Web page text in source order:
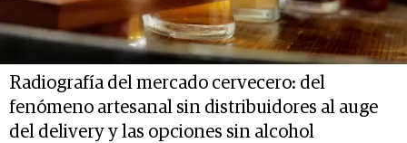
Radiografía del mercado cervecero: del
fenómeno artesanal sin distribuidores al auge
del delivery y las opciones sin alcohol